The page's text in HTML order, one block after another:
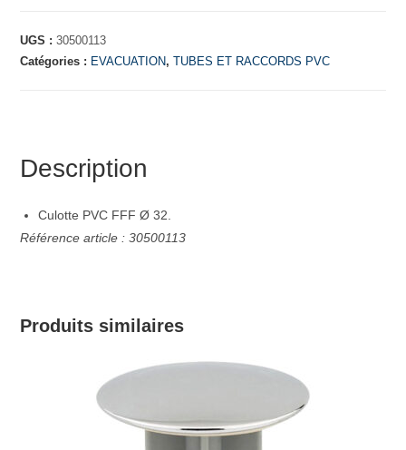
UGS :30500113
Catégories : EVACUATION,TUBES ET RACCORDS PVC
Description
Culotte PVC FFF Ø 32.
Référence article : 30500113
Produits similaires